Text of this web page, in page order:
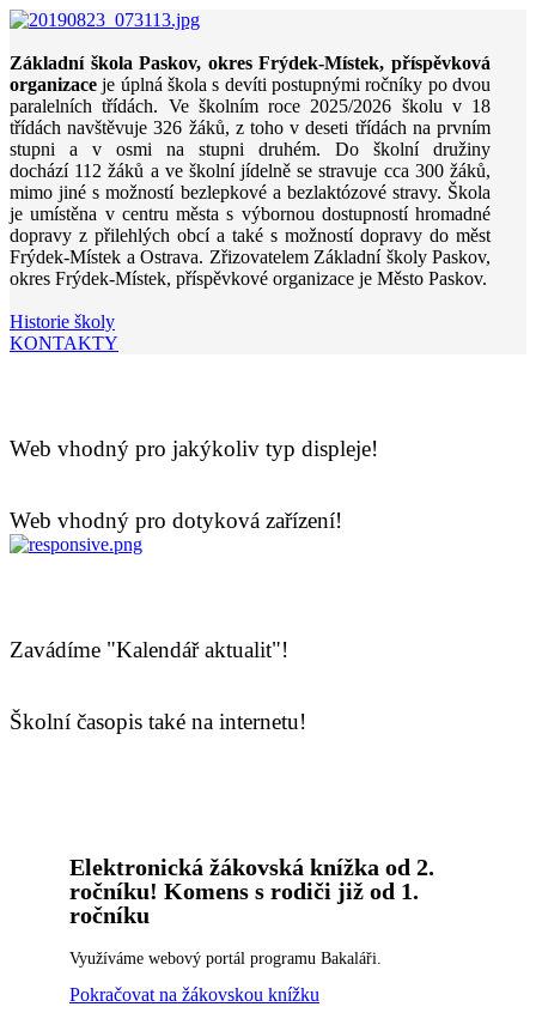
Základní škola Paskov, okres Frýdek-Místek, příspěvková
organizace je úplná škola s devíti postupnými ročníky po dvou
paralelních třídách. Ve školním roce 2025/2026 školu v 18
třídách navštěvuje 326 žáků, z toho v deseti třídách na prvním
stupni a v osmi na stupni druhém. Do školní družiny
dochází 112 žáků a ve školní jídelně se stravuje cca 300 žáků,
mimo jiné s možností bezlepkové a bezlaktózové stravy. Škola
je umístěna v centru města s výbornou dostupností hromadné
dopravy z přilehlých obcí a také s možností dopravy do měst
Frýdek-Místek a Ostrava. Zřizovatelem Základní školy Paskov,
okres Frýdek-Místek, příspěvkové organizace je Město Paskov.
Historie školy
KONTAKTY
Web vhodný pro jakýkoliv typ displeje!
Web vhodný pro dotyková zařízení!
Zavádíme "Kalendář aktualit"!
Školní časopis také na internetu!
Elektronická žákovská knížka od 2.
ročníku! Komens s rodiči již od 1.
ročníku
Využíváme webový portál programu Bakaláři.
Pokračovat na žákovskou knížku